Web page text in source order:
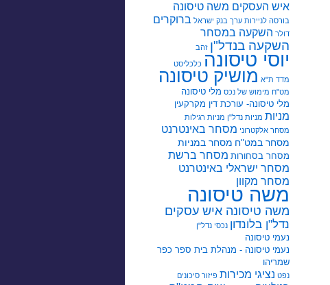
איש העסקים משה טיסונה
בורסה לניירות ערך בנק ישראל ברוקרים
דולר השקעה במסחר
השקעה בנדל"ן זהב
יוסי טיסונה כלכליסט
מדד ת"א מושיק טיסונה
מט"ח מימוש של נכס מלי טיסונה
מלי טיסונה- עורכת דין מקרקעין
מניות מניות נדל"ן מניות רגילות
מסחר אלקטרוני מסחר באינטרנט
מסחר במט"ח מסחר במניות
מסחר בסחורות מסחר ברשת
מסחר ישראלי באינטרנט
מסחר מקוון
משה טיסונה
משה טיסונה איש עסקים
נדל"ן בלונדון נכסי נדל"ן
נעמי טיסונה
נעמי טיסונה - מנהלת בית ספר כפר
שמריהו
נפט נציגי מכירות פיזור סיכונים